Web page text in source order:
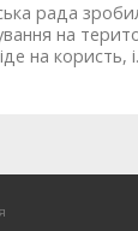
рада
на
на користь,